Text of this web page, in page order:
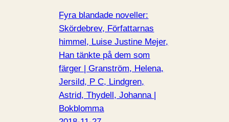
Fyra blandade noveller:
Skördebrev, Författarnas
himmel, Luise Justine Mejer,
Han tänkte på dem som
färger | Granström, Helena,
Jersild, P C, Lindgren,
Astrid, Thydell, Johanna |
Bokblomma